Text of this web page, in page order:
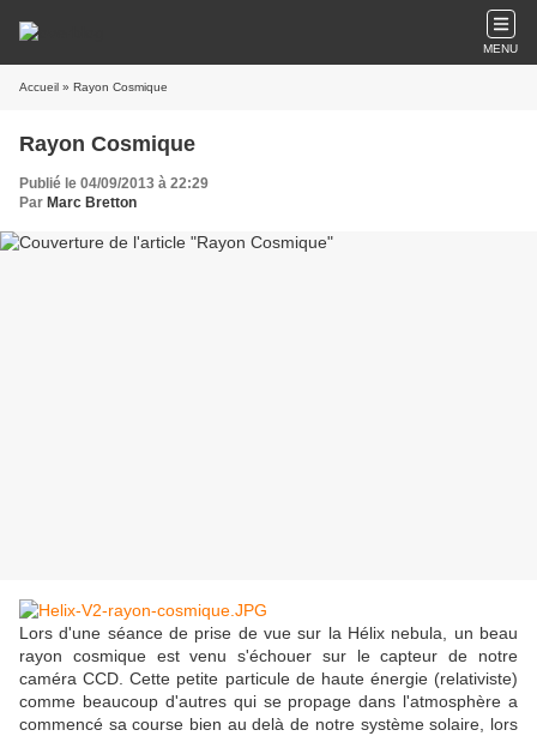
MENU
Accueil » Rayon Cosmique
Rayon Cosmique
Publié le 04/09/2013 à 22:29
Par Marc Bretton
Lors d'une séance de prise de vue sur la Hélix nebula, un beau
rayon cosmique est venu s'échouer sur le capteur de notre
caméra CCD. Cette petite particule de haute énergie (relativiste)
comme beaucoup d'autres qui se propage dans l'atmosphère a
commencé sa course bien au delà de notre système solaire, lors